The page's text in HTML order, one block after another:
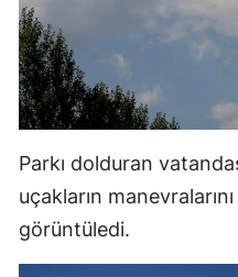
Parkı dolduran
uçakların
görüntüledi.